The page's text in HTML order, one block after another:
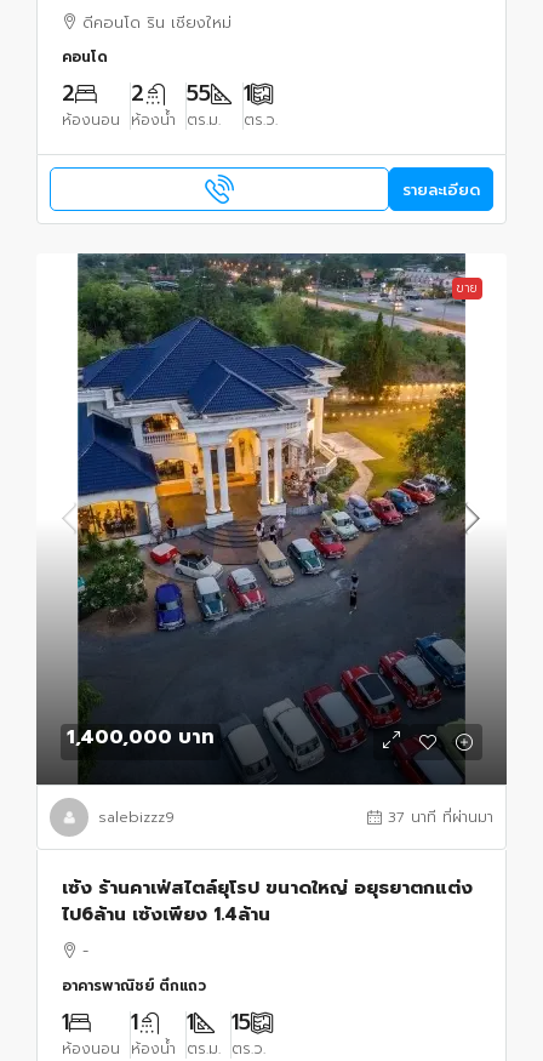
#วิวดอยสุเทพบางส่วน #เฟอร์นิเจอร์ครบ พร้อม
เข้าอยู่
ดีคอนโด ริน เชียงใหม่
คอนโด
2
ห้องนอน
2
ห้องน้ำ
55
ตร.ม.
1
ตร.ว.
รายละเอียด
ขาย
1,400,000 บาท
salebizzz9 37 นาที ที่ผ่านมา
เซ้ง ร้านคาเฟ่สไตล์ยุโรป ขนาดใหญ่ อยุธยาตกแต่ง
ไป6ล้าน เซ้งเพียง 1.4ล้าน
-
อาคารพาณิชย์ ตึกแถว
1
ห้องนอน
1
ห้องน้ำ
1
ตร.ม.
15
ตร.ว.